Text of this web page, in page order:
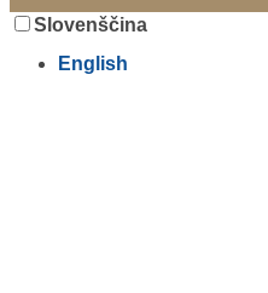
Slovenščina
English